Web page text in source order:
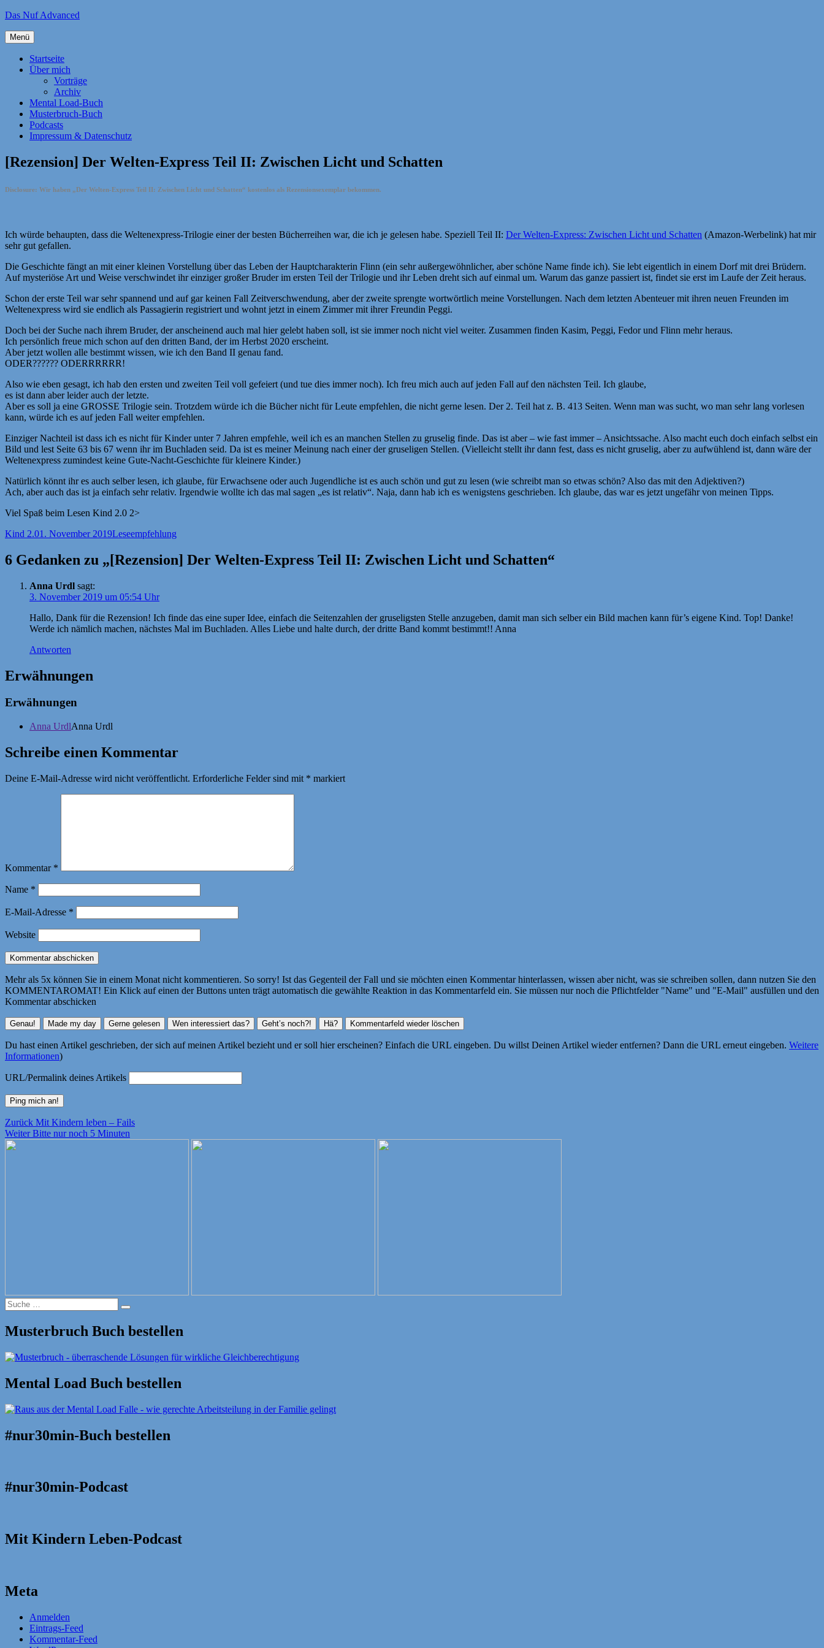
Zum
springen
Das Nuf Advanced
Menü
Startseite
Über mich
Vorträge
Archiv
Mental Load-Buch
Musterbruch-Buch
Podcasts
Impressum & Datenschutz
[Rezension] Der Welten-Express Teil II: Zwischen Licht und Schatten
Disclosure: Wir haben „Der Welten-Express Teil II: Zwischen Licht und Schatten“ kostenlos als Rezensionsexemplar bekommen.
Ich würde behaupten, dass die Weltenexpress-Trilogie einer der besten Bücherreihen war, die ich je gelesen habe. Speziell Teil II: Der Welten-Express: Zwischen Licht und Schatten (Amazon-Werbelink) hat mir
sehr gut gefallen.
Die Geschichte fängt an mit einer kleinen Vorstellung über das Leben der Hauptcharakterin Flinn (ein sehr außergewöhnlicher, aber schöne Name finde ich). Sie lebt eigentlich in einem Dorf mit drei Brüdern.
Auf mysteriöse Art und Weise verschwindet ihr einziger großer Bruder im ersten Teil der Trilogie und ihr Leben dreht sich auf einmal um. Warum das ganze passiert ist, findet sie erst im Laufe der Zeit heraus.
Schon der erste Teil war sehr spannend und auf gar keinen Fall Zeitverschwendung, aber der zweite sprengte wortwörtlich meine Vorstellungen. Nach dem letzten Abenteuer mit ihren neuen Freunden im
Weltenexpress wird sie endlich als Passagierin registriert und wohnt jetzt in einem Zimmer mit ihrer Freundin Peggi.
Doch bei der Suche nach ihrem Bruder, der anscheinend auch mal hier gelebt haben soll, ist sie immer noch nicht viel weiter. Zusammen finden Kasim, Peggi, Fedor und Flinn mehr heraus.
Ich persönlich freue mich schon auf den dritten Band, der im Herbst 2020 erscheint.
Aber jetzt wollen alle bestimmt wissen, wie ich den Band II genau fand.
ODER?????? ODERRRRRR!
Also wie eben gesagt, ich hab den ersten und zweiten Teil voll gefeiert (und tue dies immer noch). Ich freu mich auch auf jeden Fall auf den nächsten Teil. Ich glaube,
es ist dann aber leider auch der letzte.
Aber es soll ja eine GROSSE Trilogie sein. Trotzdem würde ich die Bücher nicht für Leute empfehlen, die nicht gerne lesen. Der 2. Teil hat z. B. 413 Seiten. Wenn man was sucht, wo man sehr lang vorlesen
kann, würde ich es auf jeden Fall weiter empfehlen.
Einziger Nachteil ist dass ich es nicht für Kinder unter 7 Jahren empfehle, weil ich es an manchen Stellen zu gruselig finde. Das ist aber – wie fast immer – Ansichtssache. Also macht euch doch einfach selbst ein
Bild und lest Seite 63 bis 67 wenn ihr im Buchladen seid. Da ist es meiner Meinung nach einer der gruseligen Stellen. (Vielleicht stellt ihr dann fest, dass es nicht gruselig, aber zu aufwühlend ist, dann wäre der
Weltenexpress zumindest keine Gute-Nacht-Geschichte für kleinere Kinder.)
Natürlich könnt ihr es auch selber lesen, ich glaube, für Erwachsene oder auch Jugendliche ist es auch schön und gut zu lesen (wie schreibt man so etwas schön? Also das mit den Adjektiven?)
Ach, aber auch das ist ja einfach sehr relativ. Irgendwie wollte ich das mal sagen „es ist relativ“. Naja, dann hab ich es wenigstens geschrieben. Ich glaube, das war es jetzt ungefähr von meinen Tipps.
Viel Spaß beim Lesen Kind 2.0 2>
Autor
Kind 2.0Veröffentlicht
1. November 2019Kategorien
Leseempfehlung
6 Gedanken zu „[Rezension] Der Welten-Express Teil II: Zwischen Licht und Schatten“
Anna Urdl sagt:
3. November 2019 um 05:54 Uhr
Hallo, Dank für die Rezension! Ich finde das eine super Idee, einfach die Seitenzahlen der gruseligsten Stelle anzugeben, damit man sich selber ein Bild machen kann für’s eigene Kind. Top! Danke!
Werde ich nämlich machen, nächstes Mal im Buchladen. Alles Liebe und halte durch, der dritte Band kommt bestimmt!! Anna
Antworten
Erwähnungen
Erwähnungen
Anna UrdlAnna Urdl
Schreibe einen Kommentar
Deine E-Mail-Adresse wird nicht veröffentlicht. Erforderliche Felder sind mit * markiert
Kommentar *
Name *
E-Mail-Adresse *
Website
Mehr als 5x können Sie in einem Monat nicht kommentieren. So sorry! Ist das Gegenteil der Fall und sie möchten einen Kommentar hinterlassen, wissen aber nicht, was sie schreiben sollen, dann nutzen Sie den
KOMMENTAROMAT! Ein Klick auf einen der Buttons unten trägt automatisch die gewählte Reaktion in das Kommentarfeld ein. Sie müssen nur noch die Pflichtfelder "Name" und "E-Mail" ausfüllen und den
Kommentar abschicken
Du hast einen Artikel geschrieben, der sich auf meinen Artikel bezieht und er soll hier erscheinen? Einfach die URL eingeben. Du willst Deinen Artikel wieder entfernen? Dann die URL erneut eingeben. Weitere
Informationen)
URL/Permalink deines Artikels
Beitragsnavigation
Zurück Vorheriger
Beitrag:
Mit Kindern leben – Fails
Weiter Nächster
Bitte nur noch 5 Minuten
Suche
nach:
Suche
Musterbruch Buch bestellen
Mental Load Buch bestellen
#nur30min-Buch bestellen
#nur30min-Podcast
Mit Kindern Leben-Podcast
Meta
Anmelden
Eintrags-Feed
Kommentar-Feed